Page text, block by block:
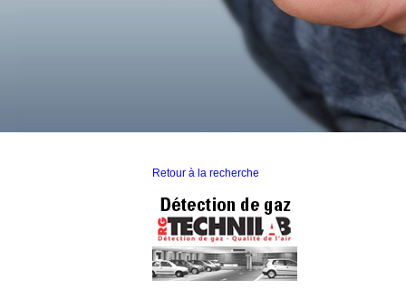
Retour à la recherche